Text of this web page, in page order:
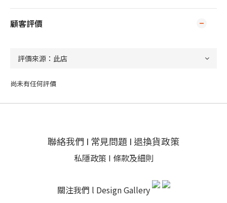
顧客評價
尚未有任何評價
聯絡我們 I 常見問題 I 退換貨政策
私隱政策 I 條款及細則
關注我們 l Design Gallery